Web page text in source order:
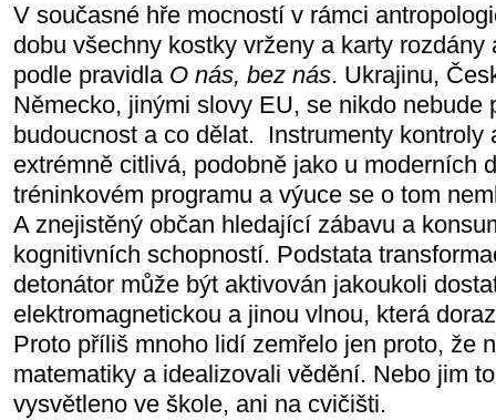
V současné hře mocností v rámci
dobu všechny kostky vrženy a karty rozdány
podle pravidla O nás, bez nás. Ukrajinu,
Německo, jinými slovy EU, se nikdo nebude
budoucnost a co dělat. Instrumenty kontroly
extrémně citlivá, podobně jako u moderních
tréninkovém programu a výuce se o tom
A znejistěný občan hledající zábavu a
kognitivních schopností. Podstata
detonátor může být aktivován jakoukoli
elektromagnetickou a jinou vlnou, která
Proto příliš mnoho lidí zemřelo jen proto, že
matematiky a idealizovali vědění. Nebo jim
vysvětleno ve škole, ani na cvičišti.